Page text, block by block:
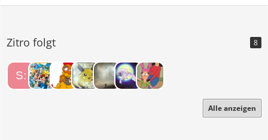
Zitro folgt 8
Alle anzeigen